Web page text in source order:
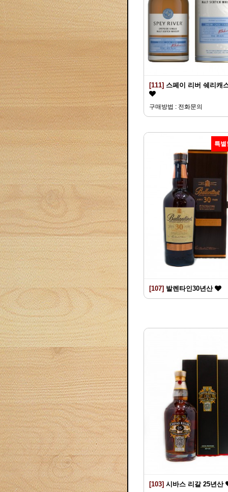
[111] 스페이 리버 쉐리캐
구매방법 : 전화문의
특별
[107] 발렌타인30년산
[103] 시바스 리갈 25년산